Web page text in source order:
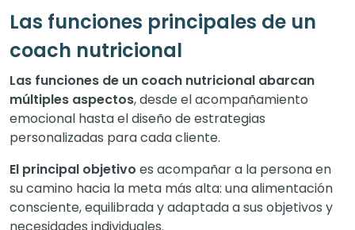
Las funciones principales de un
coach nutricional
Las funciones de un coach nutricional abarcan
múltiples aspectos, desde el acompañamiento
emocional hasta el diseño de estrategias
personalizadas para cada cliente.
El principal objetivo es acompañar a la persona en
su camino hacia la meta más alta: una alimentación
consciente, equilibrada y adaptada a sus objetivos y